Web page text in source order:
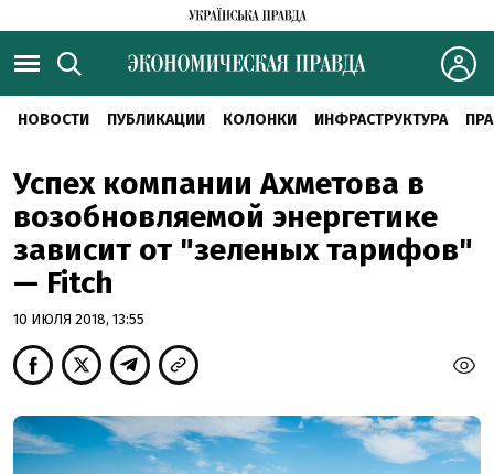
НОВОСТИ ПУБЛИКАЦИИ КОЛОНКИ ИНФРАСТРУКТУРА
Успех компании Ахметова в
возобновляемой энергетике
зависит от "зеленых тарифов"
— Fitch
10 ИЮЛЯ 2018, 13:55